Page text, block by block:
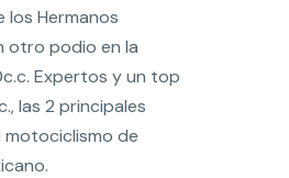
Hermanos
otro podio en la
Expertos y un top
las 2 principales
de